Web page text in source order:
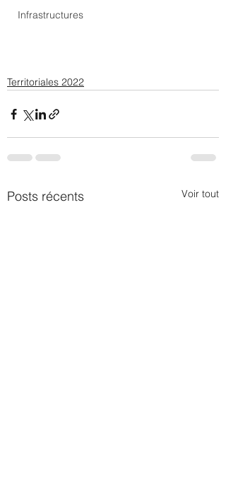
Infrastructures
Territoriales 2022
Posts récents Voir tout